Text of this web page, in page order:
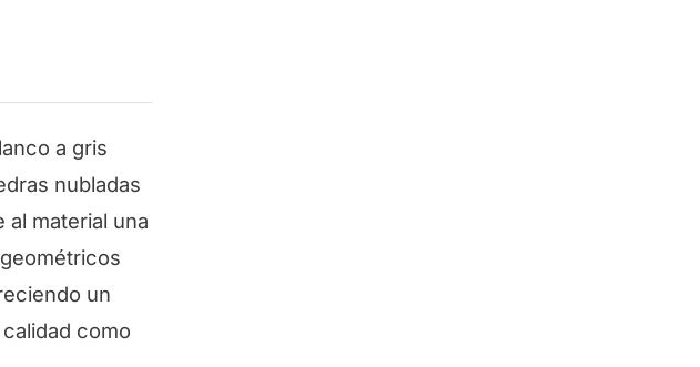
a gris
nubladas
material una
un
como